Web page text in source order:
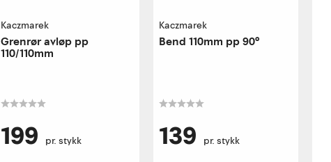
Kaczmarek
Grenrør avløp pp
110/110mm
199 pr. stykk
Kaczmarek
Bend 110mm pp 90°
139 pr. stykk